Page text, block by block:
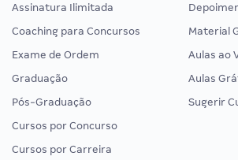
Assinatura Ilimitada
Coaching para Concursos
Exame de Ordem
Graduação
Pós-Graduação
Cursos por Concurso
Cursos por Carreira
Material
Aulas ao
Aulas
Sugerir